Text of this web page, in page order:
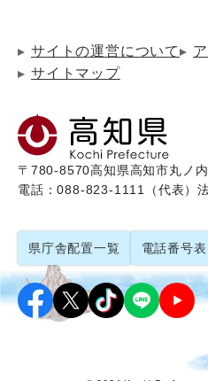
サイトの運営について
サイトマップ
〒780-8570高知県高知市丸ノ
電話：088-823-1111（代表）
県庁舎配置一覧 電話番号表